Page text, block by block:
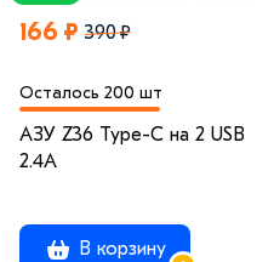
166 ₽ 390 ₽
Осталось 200 шт
АЗУ Z36 Type-C на 2 USB
2.4A
В корзину